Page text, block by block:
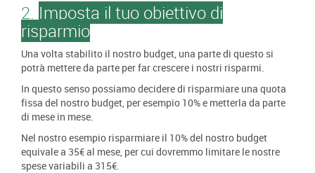
2. Imposta il tuo obiettivo di
risparmio
Una volta stabilito il nostro budget, una parte di questo si
potrà mettere da parte per far crescere i nostri risparmi.
In questo senso possiamo decidere di risparmiare una quota
fissa del nostro budget, per esempio 10% e metterla da parte
di mese in mese.
Nel nostro esempio risparmiare il 10% del nostro budget
equivale a 35€ al mese, per cui dovremmo limitare le nostre
spese variabili a 315€.